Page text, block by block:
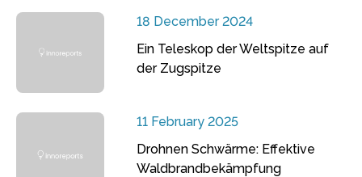
18 December 2024
Ein Teleskop der Weltspitze auf
der Zugspitze
11 February 2025
Drohnen Schwärme: Effektive
Waldbrandbekämpfung